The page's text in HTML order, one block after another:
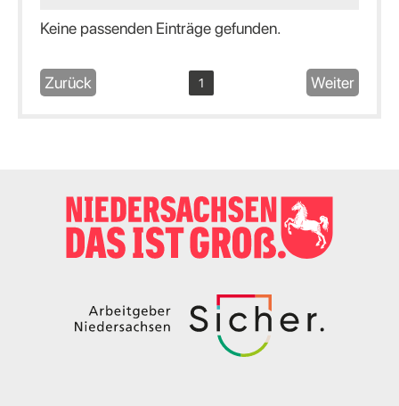
Keine passenden Einträge gefunden.
Zurück 1 Weiter